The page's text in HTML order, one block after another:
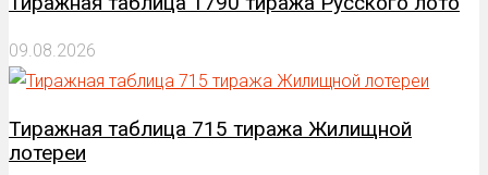
09.08.2026
Тиражная таблица 715 тиража Жилищной
лотереи